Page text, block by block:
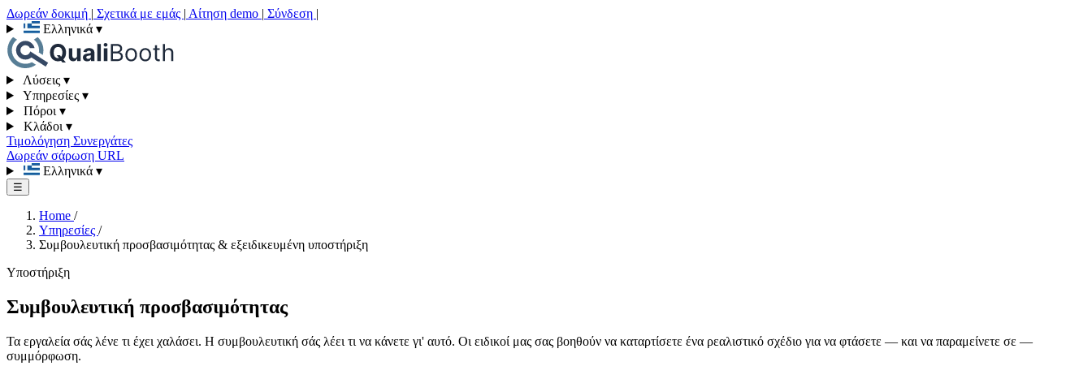
Δωρεάν δοκιμή | Σχετικά με εμάς | Αίτηση demo | Σύνδεση |
Ελληνικά ▾
Λύσεις ▾
Υπηρεσίες ▾
Πόροι ▾
Κλάδοι ▾
Τιμολόγηση Συνεργάτες
Δωρεάν σάρωση URL
Ελληνικά ▾
☰
Home /
Υπηρεσίες /
Συμβουλευτική προσβασιμότητας & εξειδικευμένη υποστήριξη
Υποστήριξη
Συμβουλευτική προσβασιμότητας
Τα εργαλεία σάς λένε τι έχει χαλάσει. Η συμβουλευτική σάς λέει τι να κάνετε γι' αυτό. Οι ειδικοί μας σας βοηθούν να καταρτίσετε ένα ρεαλιστικό σχέδιο για να φτάσετε — και να παραμείνετε σε —
συμμόρφωση.